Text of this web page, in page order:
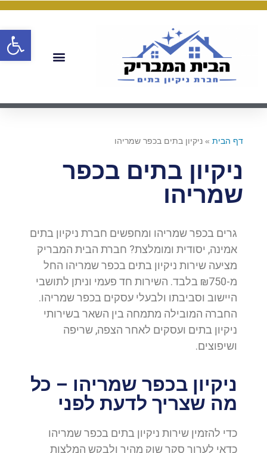
דף הבית » ניקיון בתים בכפר שמריהו
ניקיון בתים בכפר
שמריהו
גרים בכפר שמריהו ומחפשים חברת ניקיון בתים
אמינה, יסודית ומומלצת? חברת הבית המבריק
מציעה שירות ניקיון בתים בכפר שמריהו החל
מ-₪750 בלבד. השירות חד פעמי וניתן לתושבי
היישוב וסביבתו ולבעלי עסקים בכפר שמריהו.
החברה המובילה מתמחה בין השאר בשירותי
ניקיון בתים ועסקים לאחר הצפה, שריפה
ושיפוצים.
ניקיון בכפר שמריהו – כל
מה שצריך לדעת לפני
כדי להזמין שירות ניקיון בתים בכפר שמריהו
כדאי לערוך סקר שוק מהיר ולבקש המלצות